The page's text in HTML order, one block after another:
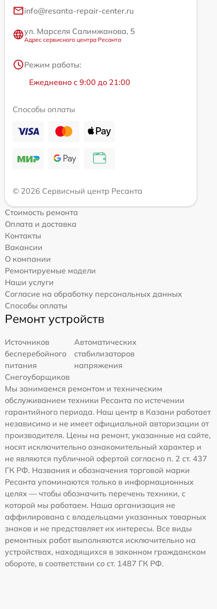
info@resanta-repair-center.ru
ул. Марселя Салимжанова, 5
Адрес сервисного центра Ресанта
Режим работы:
Ежедневно с 9:00 до 21:00
Способы оплаты
© 2026 Сервисный центр Ресанта
Стоимость ремонта
Оплата и доставка
Контакты
Вакансии
О компании
Ремонтируемые модели
Наши услуги
Согласие на обработку персональных данных
Способы оплаты
Ремонт устройств
Источников
бесперебойного
питания
Автоматических
стабилизаторов
напряжения
Снегоуборщиков
Мы занимаемся ремонтом и техническим
обслуживанием техники Ресанта по истечении
гарантийного периода. Наш центр в Казани работает
независимо и не имеет официальной авторизации от
производителя. Цены на ремонт, указанные на сайте,
носят исключительно ознакомительный характер и
не являются публичной офертой согласно п. 2 ст. 437
ГК РФ. Названия и обозначения торговой марки
Ресанта упоминаются только в информационных
целях — чтобы обозначить перечень техники, с
которой мы работаем. Наша организация не
аффилирована с владельцами указанных товарных
знаков и не представляет их интересы. Все виды
ремонтных работ выполняются исключительно на
устройствах, находящихся в законном гражданском
обороте, в соответствии со ст. 1487 ГК РФ.